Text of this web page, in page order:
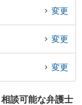
弁護士費用、強みな
回相談無料で不動
に相談予約したい』
変更
変更
変更
談可能な弁護士